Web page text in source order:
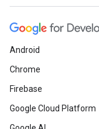
Android
Chrome
Firebase
Google Cloud Platform